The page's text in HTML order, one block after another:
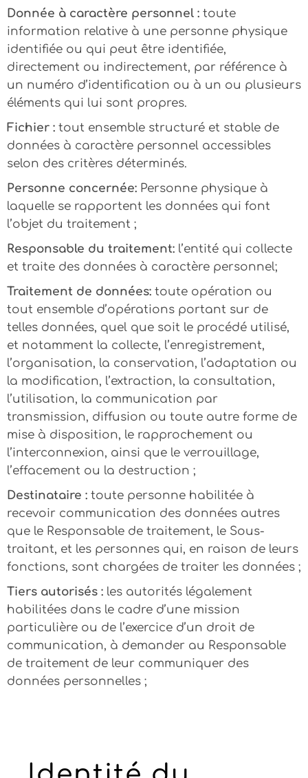
Donnée à caractère personnel : toute
information relative à une personne physique
identifiée ou qui peut être identifiée,
directement ou indirectement, par référence à
un numéro d’identification ou à un ou plusieurs
éléments qui lui sont propres.
Fichier : tout ensemble structuré et stable de
données à caractère personnel accessibles
selon des critères déterminés.
Personne concernée: Personne physique à
laquelle se rapportent les données qui font
l’objet du traitement ;
Responsable du traitement: l’entité qui collecte
et traite des données à caractère personnel;
Traitement de données: toute opération ou
tout ensemble d’opérations portant sur de
telles données, quel que soit le procédé utilisé,
et notamment la collecte, l’enregistrement,
l’organisation, la conservation, l’adaptation ou
la modification, l’extraction, la consultation,
l’utilisation, la communication par
transmission, diffusion ou toute autre forme de
mise à disposition, le rapprochement ou
l’interconnexion, ainsi que le verrouillage,
l’effacement ou la destruction ;
Destinataire : toute personne habilitée à
recevoir communication des données autres
que le Responsable de traitement, le Sous-
traitant, et les personnes qui, en raison de leurs
fonctions, sont chargées de traiter les données ;
Tiers autorisés : les autorités légalement
habilitées dans le cadre d’une mission
particulière ou de l’exercice d’un droit de
communication, à demander au Responsable
de traitement de leur communiquer des
données personnelles ;